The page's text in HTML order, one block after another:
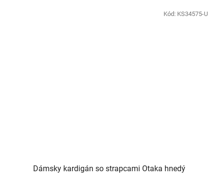
Dámsky kardigán so strapcami Otaka hnedý
Kód: KS34575-U